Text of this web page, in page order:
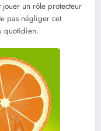
un rôle protecteur
pas négliger cet
quotidien.